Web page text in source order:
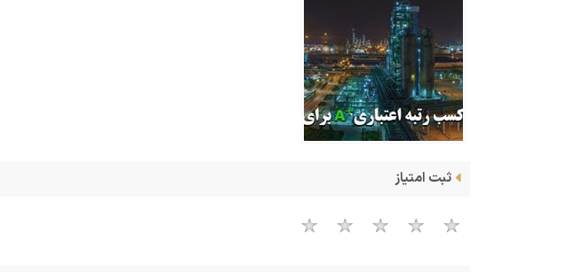
ثبت امتیاز